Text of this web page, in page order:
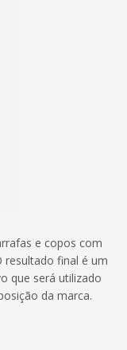
e copos com
resultado final é um
que será utilizado
da marca.